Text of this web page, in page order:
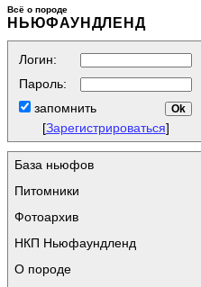
Всё о породе
НЬЮФАУНДЛЕНД
Логин:
Пароль:
запомнить
[Зарегистрироваться]
База ньюфов
Питомники
Фотоархив
НКП Ньюфаундленд
О породе